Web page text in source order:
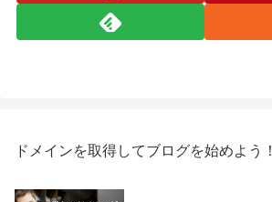
ドメインを取得してブログを始めよう！